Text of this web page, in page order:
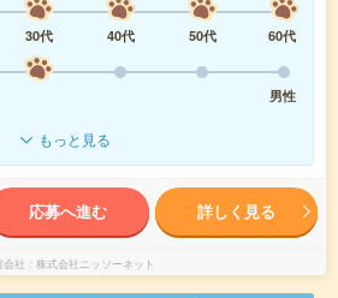
30代 40代 50代
60代
男性
もっと見る
応募へ進む 詳しく見る
社 株式会社ニッソーネット